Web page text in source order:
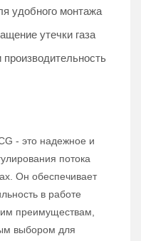
удобного монтажа
утечки газа
- это надежное и
потока
Он обеспечивает
в работе
преимуществам,
выбором для